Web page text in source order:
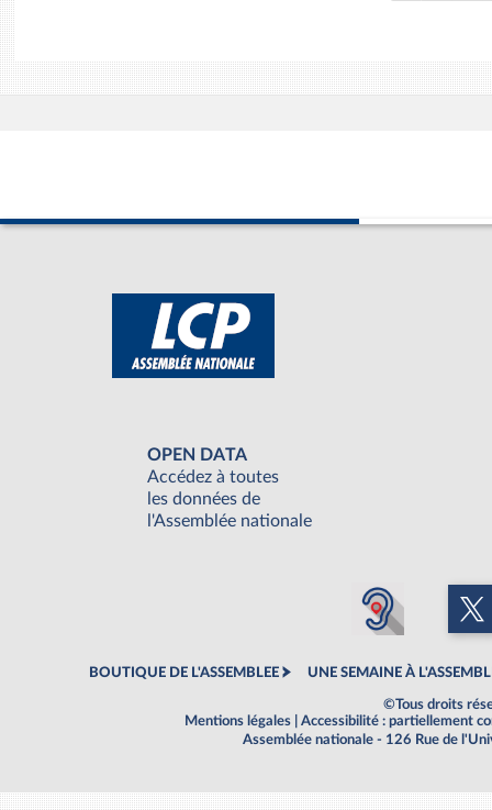
OPEN DATA
Accédez à toutes
les données de
l'Assemblée nationale
BOUTIQUE DE L'ASSEMBLEE UNE SEMAINE À
©Tous droits
Mentions légales
Accessibilité : partiellement
Assemblée nationale - 126 Rue de